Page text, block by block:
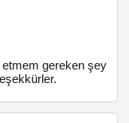
etmem gereken şey